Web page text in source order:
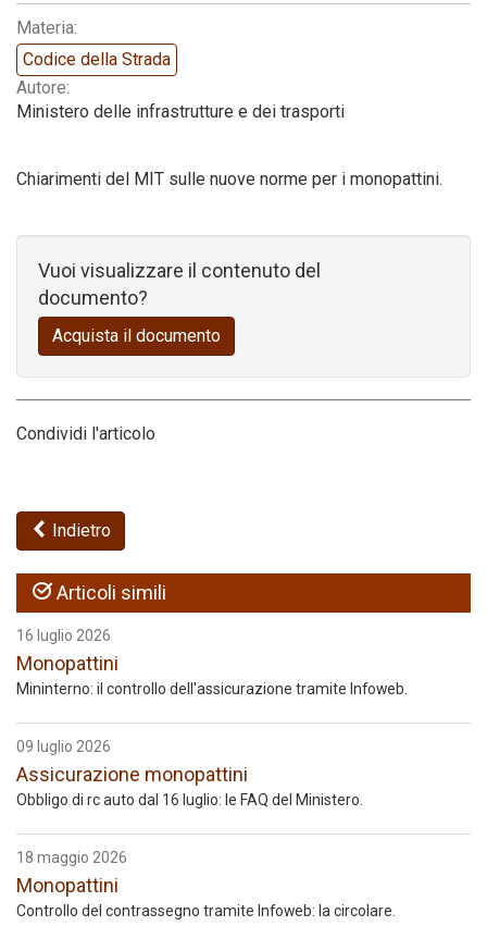
Codice della strada
Materia:
Codice della Strada
Autore:
Ministero delle infrastrutture e dei trasporti
Chiarimenti del MIT sulle nuove norme per i monopattini.
Vuoi visualizzare il contenuto del
documento?
Acquista il documento
Condividi l'articolo
Indietro
Articoli simili
16 luglio 2026
Monopattini
Mininterno: il controllo dell'assicurazione tramite Infoweb.
09 luglio 2026
Assicurazione monopattini
Obbligo di rc auto dal 16 luglio: le FAQ del Ministero.
18 maggio 2026
Monopattini
Controllo del contrassegno tramite Infoweb: la circolare.